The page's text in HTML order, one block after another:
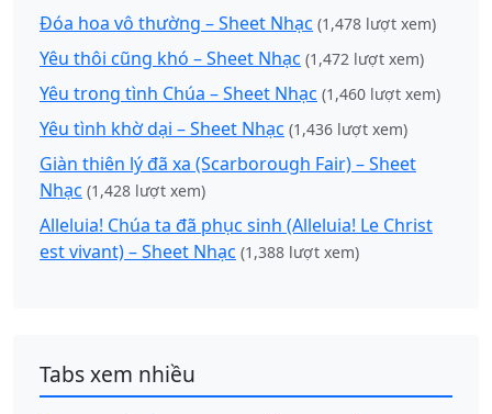
Đóa hoa vô thường – Sheet Nhạc (1,478 lượt xem)
Yêu thôi cũng khó – Sheet Nhạc (1,472 lượt xem)
Yêu trong tình Chúa – Sheet Nhạc (1,460 lượt xem)
Yêu tình khờ dại – Sheet Nhạc (1,436 lượt xem)
Giàn thiên lý đã xa (Scarborough Fair) – Sheet
Nhạc (1,428 lượt xem)
Alleluia! Chúa ta đã phục sinh (Alleluia! Le Christ
est vivant) – Sheet Nhạc (1,388 lượt xem)
Tabs xem nhiều